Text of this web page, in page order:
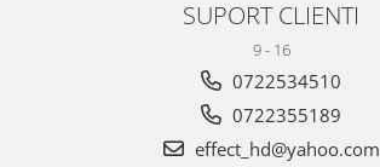
SUPORT CLIENTI
9 - 16
0722534510
0722355189
effect_hd@yahoo.com